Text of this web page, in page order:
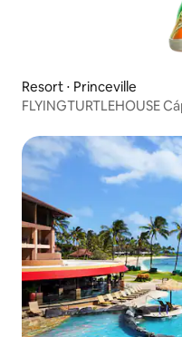
Resort ⋅ Princeville
FLYINGTURTLEHOUSE Cápsula secreta:)Hanalei Bay